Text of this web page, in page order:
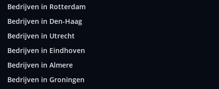
Bedrijven in Rotterdam
Bedrijven in Den-Haag
Bedrijven in Utrecht
Bedrijven in Eindhoven
Bedrijven in Almere
Bedrijven in Groningen